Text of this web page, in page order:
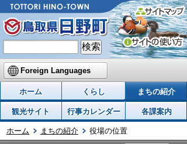
Foreign Languages
ホーム くらし まちの紹介
観光サイト 行事カレンダー 各課案内
ホーム まちの紹介 役場の位置